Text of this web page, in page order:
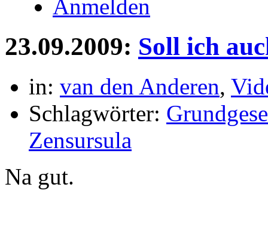
Anmelden
23.09.2009: Soll ich
in: van den Anderen,
Schlagwörter:
Zensursula
Na gut.